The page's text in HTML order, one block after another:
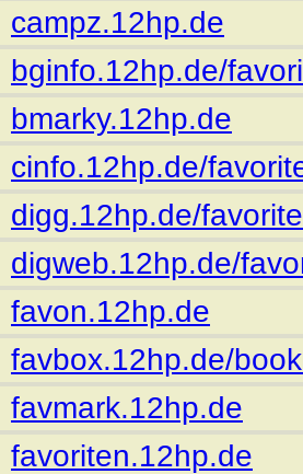
campz.12hp.de
bginfo.12hp.de/
bmarky.12hp.de
cinfo.12hp.de/
digg.12hp.de/
digweb.12hp.de/
favon.12hp.de
favbox.12hp.de/
favmark.12hp.de
favoriten.12hp.de